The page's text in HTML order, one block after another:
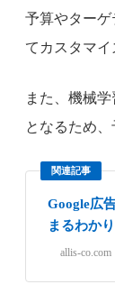
予算やター
てカスタマイ
また、機械
となるため、
関連記事
Google広
まるわかり
allis-co.com